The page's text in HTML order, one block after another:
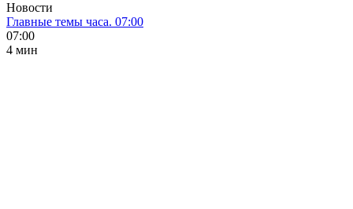
Новости
Главные темы часа. 07:00
07:00
4 мин